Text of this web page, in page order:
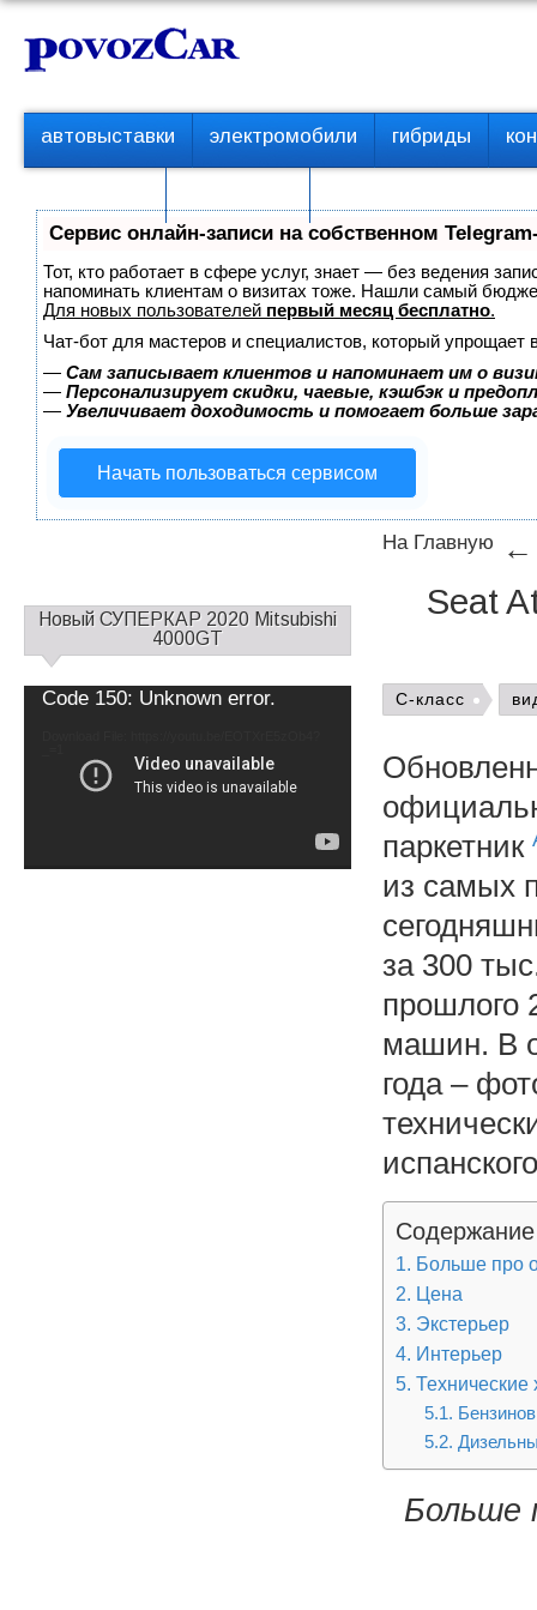
Перейти
контенту
р
о
е
м
е
ю
автовыставки электромобили гибриды
Сервис онлайн-записи на собственном
Тот, кто работает в сфере услуг, знает — без ведения
напоминать клиентам о визитах тоже. Нашли самый
Для новых пользователей первый месяц бесплатно.
Чат-бот для мастеров и специалистов, который упрощает
— Сам записывает клиентов и напоминает им о
— Персонализирует скидки, чаевые, кэшбэк и
— Увеличивает доходимость и помогает больше
Начать пользоваться сервисом
На Главную
Seat
C-класс
паркетник
из самых
за 300
прошлого
машин. В
года –
Содержание
Больше про
Цена
Экстерьер
Интерьер
Технические
Больше
С
д
Новый СУПЕРКАР 2020 Mitsubishi
4000GT
Video
Code 150: Unknown error.